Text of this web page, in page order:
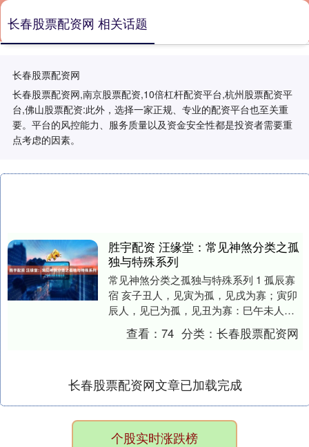
长春股票配资网
长春股票配资网,南京股票配资,10倍杠杆配资平台,杭州股票配资平
台,佛山股票配资:此外，选择一家正规、专业的配资平台也至关重
要。平台的风控能力、服务质量以及资金安全性都是投资者需要重
点考虑的因素。
长春股票配资网 相关话题
胜宇配资 汪缘堂：常见神煞分类之孤
独与特殊系列
常见神煞分类之孤独与特殊系列 1 孤辰寡
宿 亥子丑人，见寅为孤，见戌为寡；寅卯
辰人，见已为孤，见丑为寡：巳午未人，
见申为孤，见辰为寡；申酉戌人，见亥为
孤，见未为....
查看：74 分类：长春股票配资网
长春股票配资网文章已加载完成
个股实时涨跌榜